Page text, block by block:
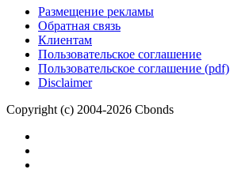
Размещение рекламы
Обратная связь
Клиентам
Пользовательское соглашение
Пользовательское соглашение (pdf)
Disclaimer
Copyright (c) 2004-2026 Cbonds